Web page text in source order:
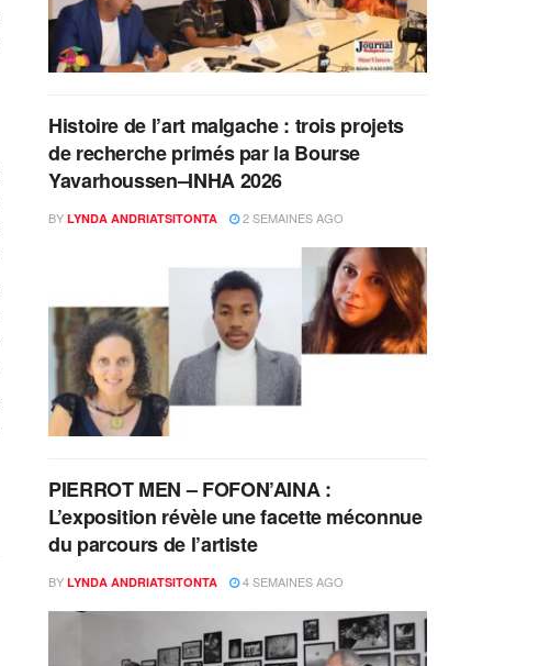
Histoire de l’art malgache : trois projets
de recherche primés par la Bourse
Yavarhoussen–INHA 2026
BY LYNDA ANDRIATSITONTA 2 SEMAINES AGO
PIERROT MEN – FOFON’AINA :
L’exposition révèle une facette méconnue
du parcours de l’artiste
BY LYNDA ANDRIATSITONTA 4 SEMAINES AGO